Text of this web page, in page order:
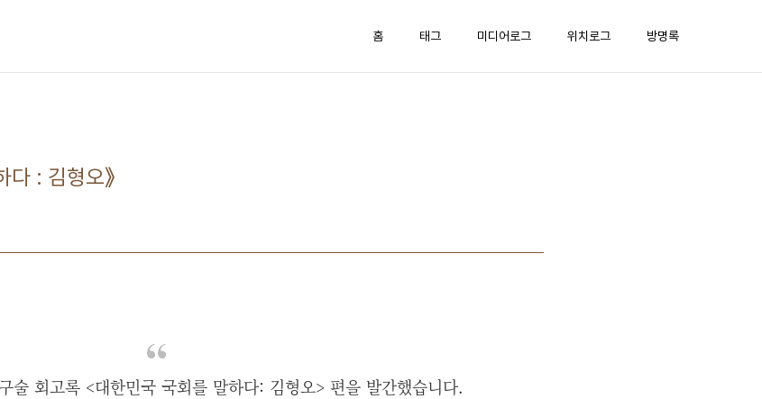
홈 태그 미디어로그 위치로그 방명록
다 : 김형오》
술 회고록 <대한민국 국회를 말하다: 김형오> 편을 발간했습니다.